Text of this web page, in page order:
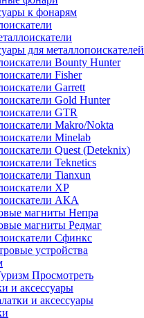
к фонарям
для металлопоискателей
Bounty Hunter
Fisher
Garrett
Gold Hunter
GTR
Makro/Nokta
Minelab
Quest (Deteknix)
Teknetics
Tianxun
XP
АКА
магниты Непра
магниты Редмаг
Сфинкс
устройства
Просмотреть
и аксессуары
и аксессуары